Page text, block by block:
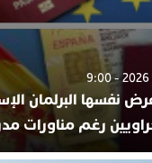
نفسها البرلمان
رغم مناورات